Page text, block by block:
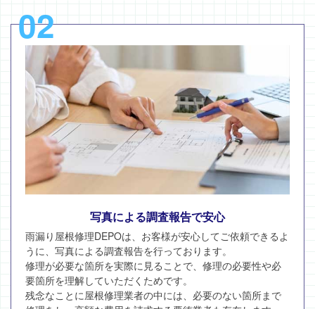
02
写真による調査報告で安心
雨漏り屋根修理DEPOは、お客様が安心してご依頼できるよ
うに、写真による調査報告を行っております。
修理が必要な箇所を実際に見ることで、修理の必要性や必
要箇所を理解していただくためです。
残念なことに屋根修理業者の中には、必要のない箇所まで